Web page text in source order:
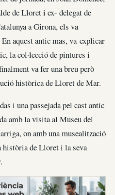
de Lloret i ex- delegat de
a Girona, els va
En aquest antic mas, va explicar
la col·lecció de pintures i
va fer una breu però
històrica de Lloret de Mar.
i una passejada pel cast antic
amb la visita al Museu del
on amb una musealització
història de Lloret i la seva